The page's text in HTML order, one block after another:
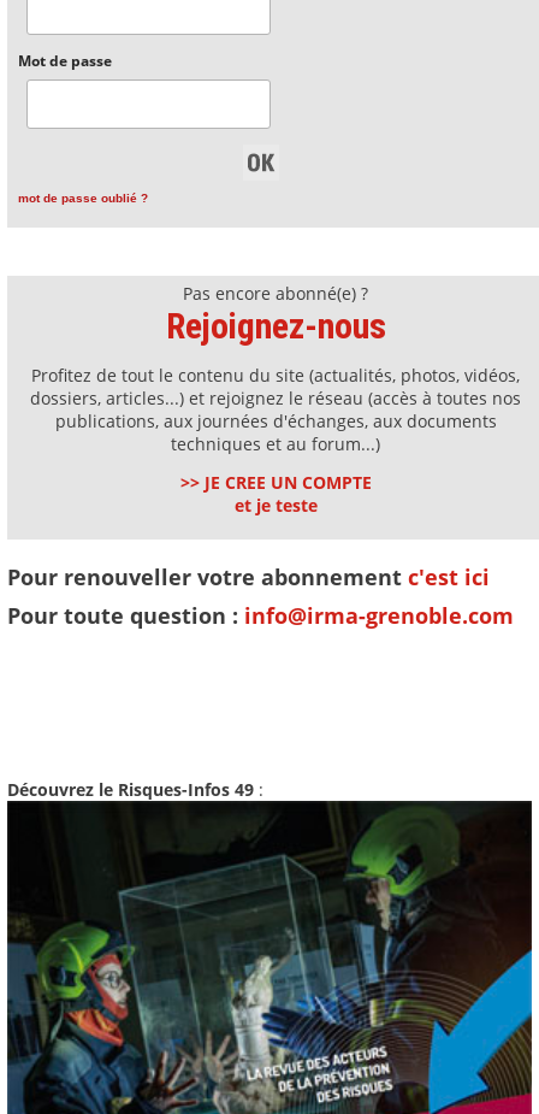
Mot de passe
mot de passe oublié ?
Pas encore abonné(e) ?
Rejoignez-nous
Profitez de tout le contenu du site (actualités, photos, vidéos,
dossiers, articles...) et rejoignez le réseau (accès à toutes nos
publications, aux journées d'échanges, aux documents
techniques et au forum...)
>> JE CREE UN COMPTE
et je teste
Pour renouveller votre abonnement c'est ici
Pour toute question : info@irma-grenoble.com
Découvrez le Risques-Infos 49 :